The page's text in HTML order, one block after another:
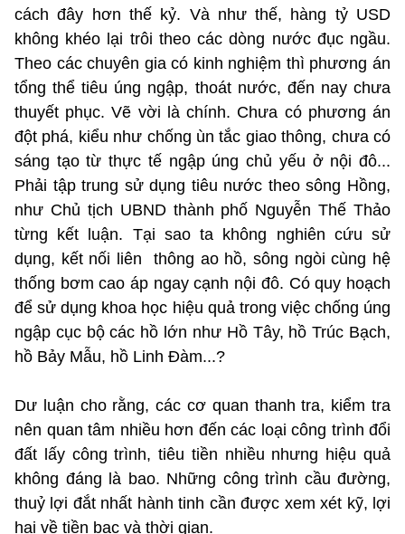
cách đây hơn thế kỷ. Và như thế, hàng tỷ USD
không khéo lại trôi theo các dòng nước đục ngầu.
Theo các chuyên gia có kinh nghiệm thì phương án
tổng thể tiêu úng ngập, thoát nước, đến nay chưa
thuyết phục. Vẽ vời là chính. Chưa có phương án
đột phá, kiểu như chống ùn tắc giao thông, chưa có
sáng tạo từ thực tế ngập úng chủ yếu ở nội đô...
Phải tập trung sử dụng tiêu nước theo sông Hồng,
như Chủ tịch UBND thành phố Nguyễn Thế Thảo
từng kết luận. Tại sao ta không nghiên cứu sử
dụng, kết nối liên thông ao hồ, sông ngòi cùng hệ
thống bơm cao áp ngay cạnh nội đô. Có quy hoạch
để sử dụng khoa học hiệu quả trong việc chống úng
ngập cục bộ các hồ lớn như Hồ Tây, hồ Trúc Bạch,
hồ Bảy Mẫu, hồ Linh Đàm...?
Dư luận cho rằng, các cơ quan thanh tra, kiểm tra
nên quan tâm nhiều hơn đến các loại công trình đổi
đất lấy công trình, tiêu tiền nhiều nhưng hiệu quả
không đáng là bao. Những công trình cầu đường,
thuỷ lợi đắt nhất hành tinh cần được xem xét kỹ, lợi
hại về tiền bạc và thời gian.